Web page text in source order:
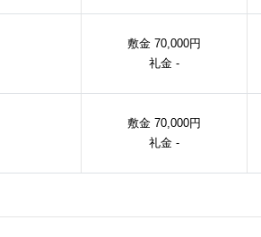
敷金 70,000円
礼金 -
敷金 70,000円
礼金 -